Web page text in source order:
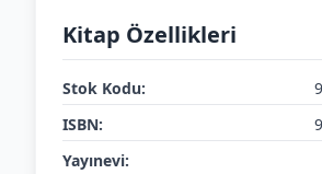
Kitap Özellikleri
Stok Kodu:
ISBN:
Yayınevi: